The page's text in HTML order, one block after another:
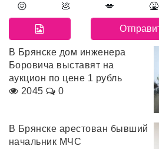
😖 💩 💋 🤮
В Брянске дом инженера
Боровича выставят на
аукцион по цене 1 рубль
2045
0
В Брянске арестован бывший
начальник МЧС